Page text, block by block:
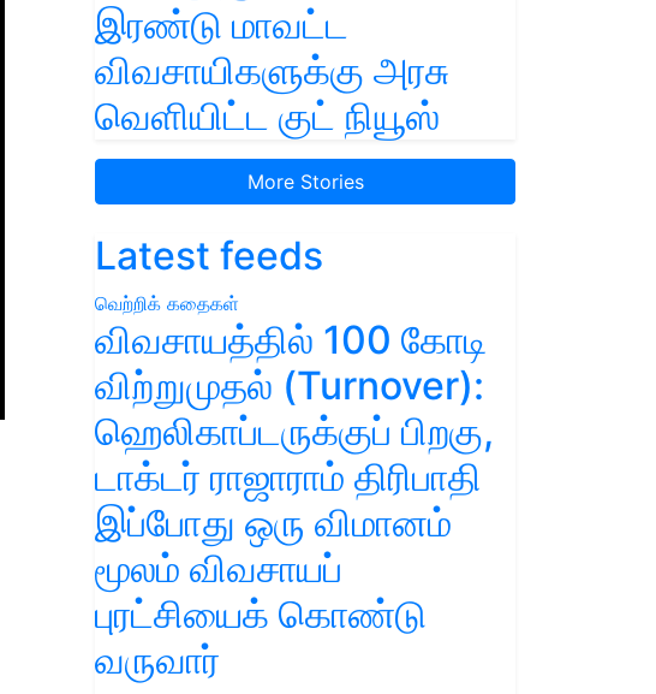
இரண்டு மாவட்ட
விவசாயிகளுக்கு அரசு
வெளியிட்ட குட் நியூஸ்
More Stories
Latest feeds
வெற்றிக் கதைகள்
விவசாயத்தில் 100 கோடி
விற்றுமுதல் (Turnover):
ஹெலிகாப்டருக்குப் பிறகு,
டாக்டர் ராஜாராம் திரிபாதி
இப்போது ஒரு விமானம்
மூலம் விவசாயப்
புரட்சியைக் கொண்டு
வருவார்